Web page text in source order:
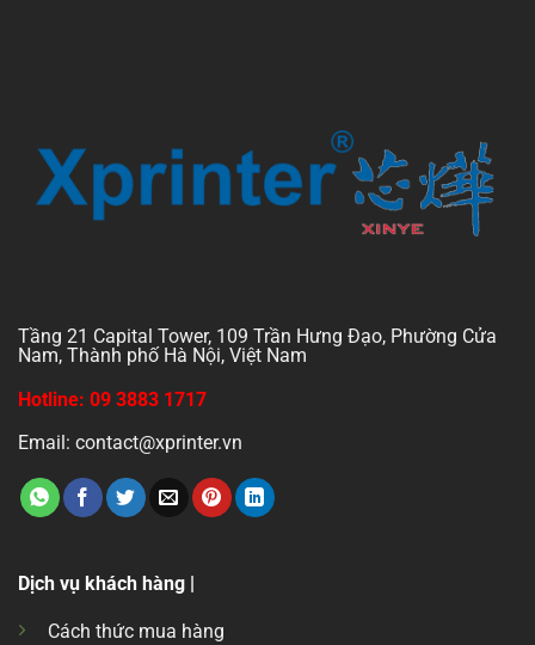
Tầng 21 Capital Tower, 109 Trần Hưng Đạo, Phường Cửa
Nam, Thành phố Hà Nội, Việt Nam
Hotline: 09 3883 1717
Email: contact@xprinter.vn
Dịch vụ khách hàng |
Cách thức mua hàng